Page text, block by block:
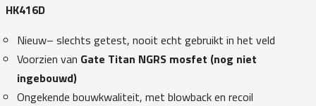
HK416D
Nieuw– slechts getest, nooit echt gebruikt in het veld
Voorzien van Gate Titan NGRS mosfet (nog niet
ingebouwd)
Ongekende bouwkwaliteit, met blowback en recoil